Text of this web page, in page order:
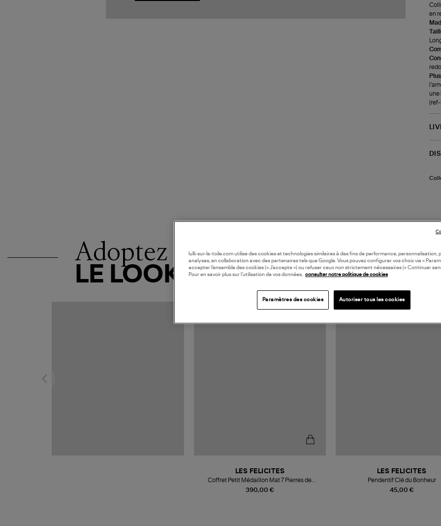
en
une
(ref-
Adoptez
LE LOOK
390,00 €
LES FELICITES
Coffret Petit Médaillon Mat 7 Pierres de
Protection
45,00 €
LES FELICITES
Pendentif Clé du Bonheur
lulli-sur-la-toile.com utilise des cookies et technologies similaires à des fins de performance, personnalisation,
analyses, en collaboration avec des partenaires tels que Google. Vous pouvez configurer vos choix via «
accepter l’ensemble des cookies (« J’accepte ») ou refuser ceux non strictement nécessaires (« Continuer
Pour en savoir plus sur l’utilisation de vos données, consulter notre politique de cookies
Paramètres des cookies Autoriser tous les cookies